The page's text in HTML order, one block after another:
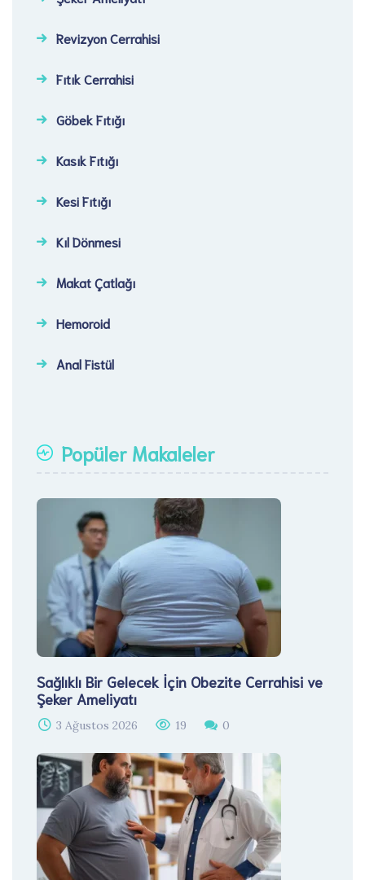
Revizyon Cerrahisi​
Fıtık Cerrahisi​
Göbek Fıtığı​
Kasık Fıtığı​
Kesi Fıtığı​
Kıl Dönmesi
Makat Çatlağı
Hemoroid
Anal Fistül
Popüler Makaleler
Sağlıklı Bir Gelecek İçin Obezite Cerrahisi ve
Şeker Ameliyatı
3 Ağustos 2026 19 0